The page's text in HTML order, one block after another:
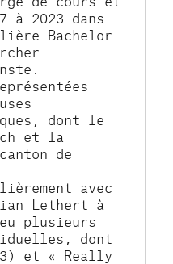
à 2023 dans
Bachelor
dont le
et la
de
avec
Lethert à
plusieurs
dont
et « Really